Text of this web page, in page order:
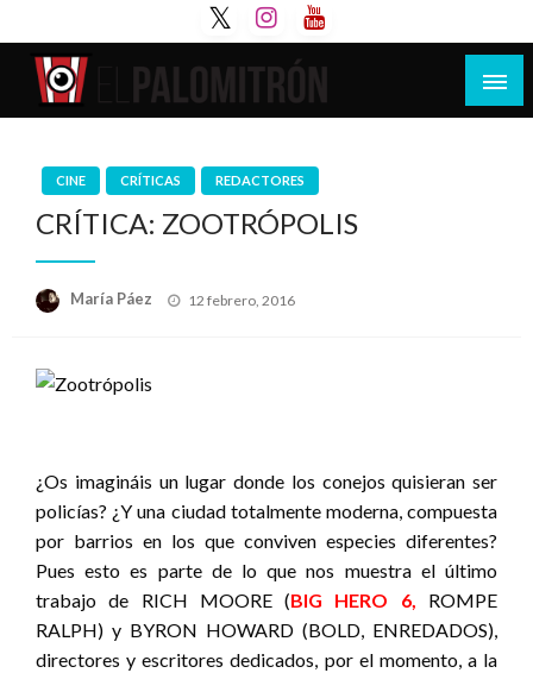
al
contenido
Tu espacio de la industria de cine española y
CINE CRÍTICAS REDACTORES
CRÍTICA: ZOOTRÓPOLIS
María Páez
Publicado
12 febrero, 2016
¿Os imagináis un lugar donde los conejos quisieran ser
policías? ¿Y una ciudad totalmente moderna, compuesta
por barrios en los que conviven especies diferentes?
Pues esto es parte de lo que nos muestra el último
trabajo de RICH MOORE (BIG HERO 6, ROMPE
RALPH) y BYRON HOWARD (BOLD, ENREDADOS),
directores y escritores dedicados, por el momento, a la